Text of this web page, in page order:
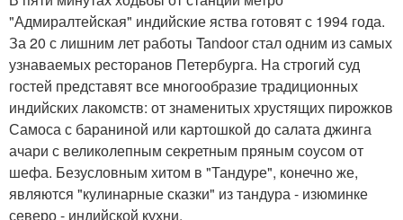
"Адмиралтейская" индийские яства готовят с 1994 года.
За 20 с лишним лет работы Tandoor стал одним из самых
узнаваемых ресторанов Петербурга. На строгий суд
гостей представят все многообразие традиционных
индийских лакомств: от знаменитых хрустящих пирожков
Самоса с бараниной или картошкой до салата джинга
ачари с великолепным секретным пряным соусом от
шефа. Безусловным хитом в "Тандуре", конечно же,
являются "кулинарные сказки" из тандура - изюминке
северо - индийской кухни.